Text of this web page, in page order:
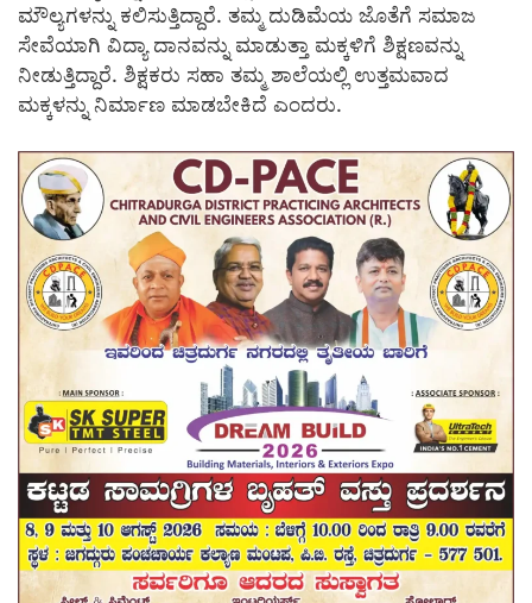
ಮೌಲ್ಯಗಳನ್ನು ಕಲಿಸುತ್ತಿದ್ದಾರೆ. ತಮ್ಮ ದುಡಿಮೆಯ ಜೊತೆಗೆ ಸಮಾಜ
ಸೇವೆಯಾಗಿ ವಿದ್ಯಾ ದಾನವನ್ನು ಮಾಡುತ್ತಾ ಮಕ್ಕಳಿಗೆ ಶಿಕ್ಷಣವನ್ನು
ನೀಡುತ್ತಿದ್ದಾರೆ. ಶಿಕ್ಷಕರು ಸಹಾ ತಮ್ಮ ಶಾಲೆಯಲ್ಲಿ ಉತ್ತಮವಾದ
ಮಕ್ಕಳನ್ನು ನಿರ್ಮಾಣ ಮಾಡಬೇಕಿದೆ ಎಂದರು.